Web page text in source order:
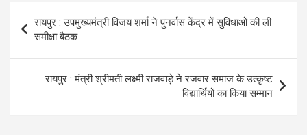
o
o
k
g
er
A
p
p
a
m
n
k
navigation
रायपुर : उपमुख्यमंत्री विजय शर्मा ने पुनर्वास केंद्र में सुविधाओं की ली
समीक्षा बैठक
रायपुर : मंत्री श्रीमती लक्ष्मी राजवाड़े ने रजवार समाज के उत्कृष्ट
विद्यार्थियों का किया सम्मान